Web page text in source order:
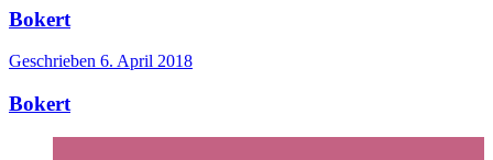
Bokert
Geschrieben 6. April 2018
Bokert